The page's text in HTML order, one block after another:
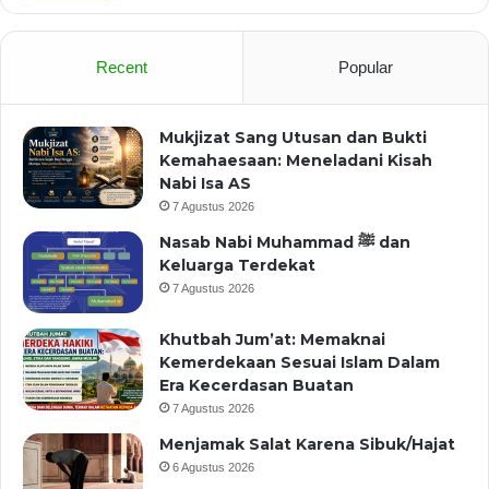
Recent Popular
Mukjizat Sang Utusan dan Bukti
Kemahaesaan: Meneladani Kisah
Nabi Isa AS
7 Agustus 2026
Nasab Nabi Muhammad ﷺ dan
Keluarga Terdekat
7 Agustus 2026
Khutbah Jum’at: Memaknai
Kemerdekaan Sesuai Islam Dalam
Era Kecerdasan Buatan
7 Agustus 2026
Menjamak Salat Karena Sibuk/Hajat
6 Agustus 2026